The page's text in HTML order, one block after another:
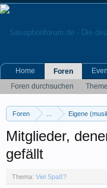
Foren Eigene
Mitglieder,
gefällt
Thema: Viel Spaß?
Home
Foren
Foren durchsuchen